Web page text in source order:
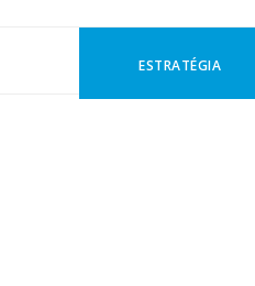
ESTRATÉGIA